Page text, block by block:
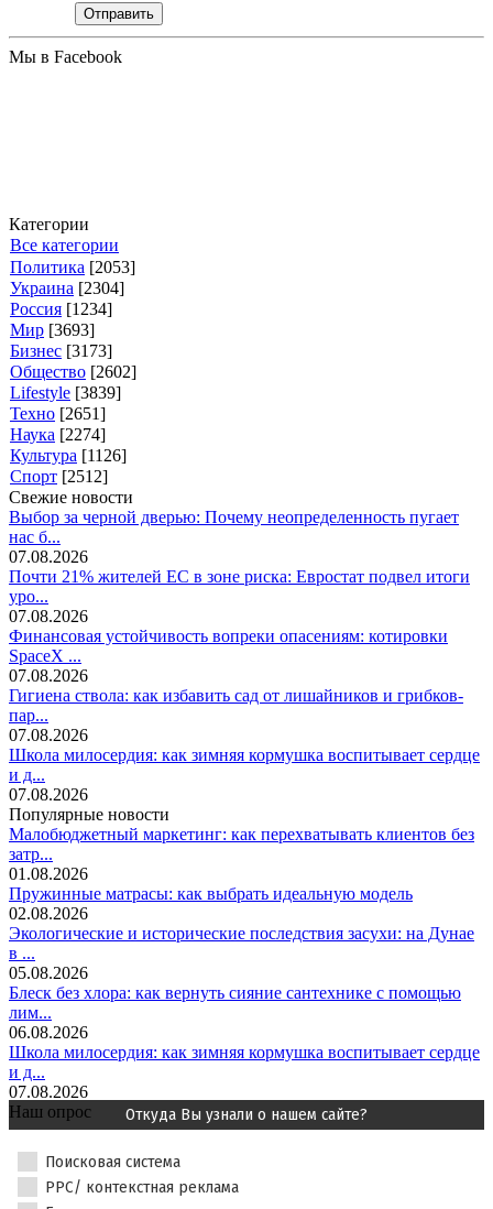
Отправить
Мы в Facebook
Категории
Все категории
Политика [2053]
Украина [2304]
Россия [1234]
Мир [3693]
Бизнес [3173]
Общество [2602]
Lifestyle [3839]
Техно [2651]
Наука [2274]
Культура [1126]
Спорт [2512]
Свежие новости
Выбор за черной дверью: Почему неопределенность пугает
нас б...
07.08.2026
Почти 21% жителей ЕС в зоне риска: Евростат подвел итоги
уро...
07.08.2026
Финансовая устойчивость вопреки опасениям: котировки
SpaceX ...
07.08.2026
Гигиена ствола: как избавить сад от лишайников и грибков-
пар...
07.08.2026
Школа милосердия: как зимняя кормушка воспитывает сердце
и д...
07.08.2026
Популярные новости
Малобюджетный маркетинг: как перехватывать клиентов без
затр...
01.08.2026
Пружинные матрасы: как выбрать идеальную модель
02.08.2026
Экологические и исторические последствия засухи: на Дунае
в ...
05.08.2026
Блеск без хлора: как вернуть сияние сантехнике с помощью
лим...
06.08.2026
Школа милосердия: как зимняя кормушка воспитывает сердце
и д...
07.08.2026
Наш опрос
Откуда Вы узнали о нашем сайте?
Поисковая система
PPC/ контекстная реклама